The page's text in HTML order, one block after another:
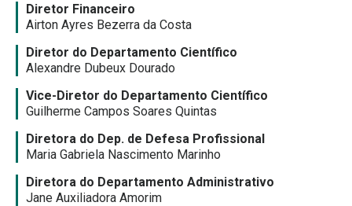
Diretor Financeiro
Airton Ayres Bezerra da Costa
Diretor do Departamento Científico
Alexandre Dubeux Dourado
Vice-Diretor do Departamento Científico
Guilherme Campos Soares Quintas
Diretora do Dep. de Defesa Profissional
Maria Gabriela Nascimento Marinho
Diretora do Departamento Administrativo
Jane Auxiliadora Amorim